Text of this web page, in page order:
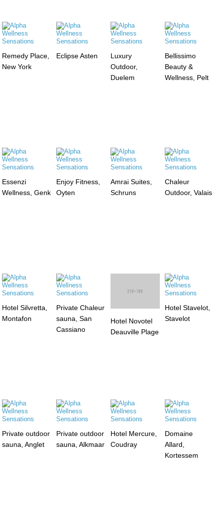
Remedy Place,
New York
Eclipse Asten
Luxury
Outdoor,
Duelem
Bellissimo
Beauty &
Wellness, Pelt
Essenzi
Wellness, Genk
Enjoy Fitness,
Oyten
Amrai Suites,
Schruns
Chaleur
Outdoor, Valais
Hotel Silvretta,
Montafon
Private Chaleur
sauna, San
Cassiano
Hotel Novotel
Deauville Plage
Hotel Stavelot,
Stavelot
Private outdoor
sauna, Anglet
Private outdoor
sauna, Alkmaar
Hotel Mercure,
Coudray
Domaine
Allard,
Kortessem